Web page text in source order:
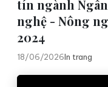
tín ngành
nghệ - Nông
2024
18/06/2026In trang